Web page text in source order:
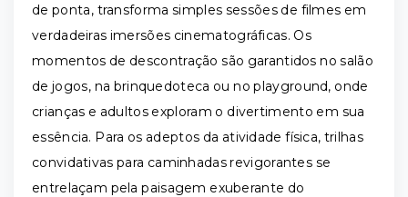
de ponta, transforma simples sessões de filmes em
verdadeiras imersões cinematográficas. Os
momentos de descontração são garantidos no salão
de jogos, na brinquedoteca ou no playground, onde
crianças e adultos exploram o divertimento em sua
essência. Para os adeptos da atividade física, trilhas
convidativas para caminhadas revigorantes se
entrelaçam pela paisagem exuberante do